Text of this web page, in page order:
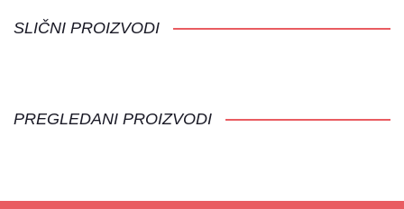
SLIČNI PROIZVODI
PREGLEDANI PROIZVODI